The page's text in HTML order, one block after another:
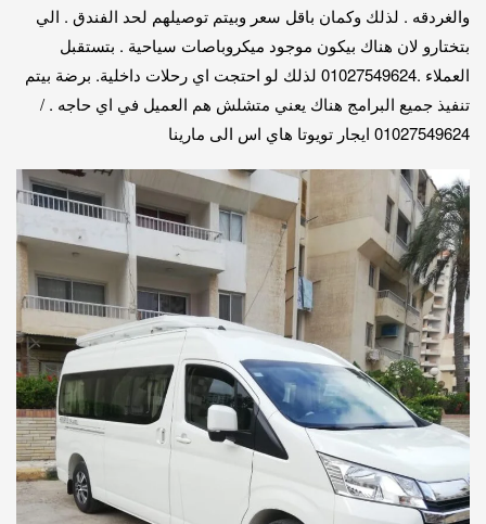
والغردقه . لذلك وكمان باقل سعر وبيتم توصيلهم لحد الفندق . الي
بتختارو لان هناك بيكون موجود ميكروباصات سياحية . بتستقبل
العملاء .01027549624 لذلك لو احتجت اي رحلات داخلية. برضة بيتم
تنفيذ جميع البرامج هناك يعني متشلش هم العميل في اي حاجه . /
01027549624 ايجار تويوتا هاي اس الى مارينا